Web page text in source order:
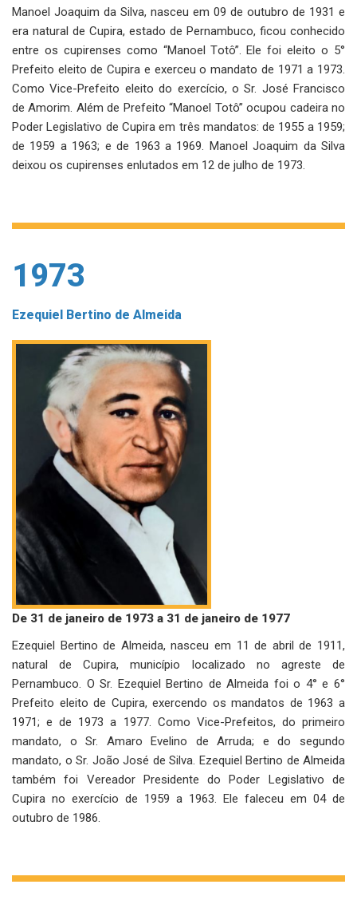
Manoel Joaquim da Silva, nasceu em 09 de outubro de 1931 e
era natural de Cupira, estado de Pernambuco, ficou conhecido
entre os cupirenses como “Manoel Totô”. Ele foi eleito o 5°
Prefeito eleito de Cupira e exerceu o mandato de 1971 a 1973.
Como Vice-Prefeito eleito do exercício, o Sr. José Francisco
de Amorim. Além de Prefeito “Manoel Totô” ocupou cadeira no
Poder Legislativo de Cupira em três mandatos: de 1955 a 1959;
de 1959 a 1963; e de 1963 a 1969. Manoel Joaquim da Silva
deixou os cupirenses enlutados em 12 de julho de 1973.
1973
Ezequiel Bertino de Almeida
De 31 de janeiro de 1973 a 31 de janeiro de 1977
Ezequiel Bertino de Almeida, nasceu em 11 de abril de 1911,
natural de Cupira, município localizado no agreste de
Pernambuco. O Sr. Ezequiel Bertino de Almeida foi o 4° e 6°
Prefeito eleito de Cupira, exercendo os mandatos de 1963 a
1971; e de 1973 a 1977. Como Vice-Prefeitos, do primeiro
mandato, o Sr. Amaro Evelino de Arruda; e do segundo
mandato, o Sr. João José de Silva. Ezequiel Bertino de Almeida
também foi Vereador Presidente do Poder Legislativo de
Cupira no exercício de 1959 a 1963. Ele faleceu em 04 de
outubro de 1986.